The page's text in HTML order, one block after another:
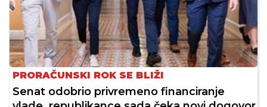
PRORAČUNSKI ROK SE BLIŽI
Senat odobrio privremeno financiranje